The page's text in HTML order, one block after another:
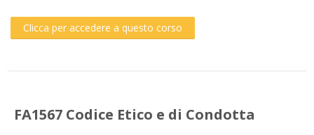
Clicca per accedere a questo corso
FA1567 Codice Etico e di Condotta